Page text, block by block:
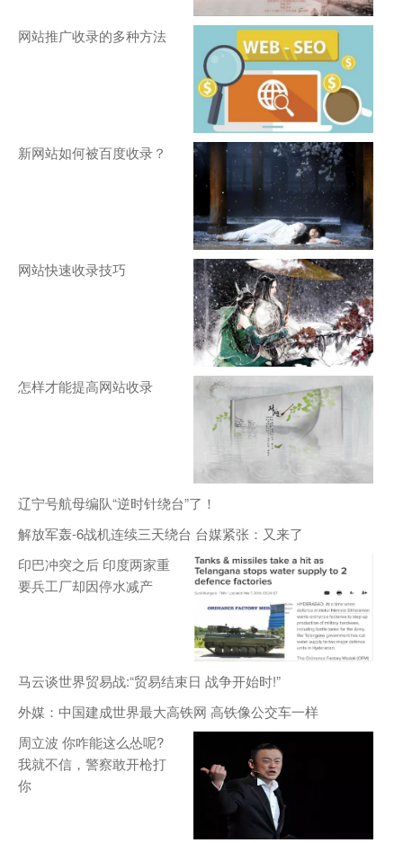
网站推广收录的多种方法
新网站如何被百度收录？
网站快速收录技巧
怎样才能提高网站收录
辽宁号航母编队“逆时针绕台”了！
解放军轰-6战机连续三天绕台 台媒紧张：又来了
印巴冲突之后 印度两家重
要兵工厂却因停水减产
马云谈世界贸易战:“贸易结束日 战争开始时!”
外媒：中国建成世界最大高铁网 高铁像公交车一样
周立波 你咋能这么怂呢?
我就不信，警察敢开枪打
你